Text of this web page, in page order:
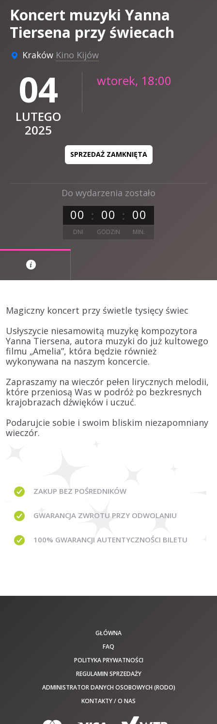
Do wydarzenia zostało
00 00 00
DNI GODZIN MIN.
Koncert muzyki Yanna
Tiersena przy świecach
Kraków Kino Kijów
04
LUTEGO
2025
wtorek, 18:00
SPRZEDAŻ ZAMKNIĘTA
Magiczny koncert przy świetle tysięcy świec
Usłyszycie niesamowitą muzykę kompozytora
Yanna Tiersena, autora muzyki do już kultowego
filmu „Amelia”, która będzie również
wykonywana na naszym koncercie.
Zapraszamy na wieczór pełen lirycznych melodii,
które przeniosą Was w podróż po bezkresnych
krajobrazach dźwięków i uczuć.
Podarujcie sobie i swoim bliskim niezapomniany
wieczór.
ZAKUP BEZ POŚREDNIKÓW
GWARANCJA ZWROTU PRZY ODWOLANIU
100% GWARANCJI AUTENTYCZNOŚCI BILETU
GŁÓWNA
FAQ
POLITYKA PRYWATNOŚCI
REGULAMIN SPRZEDAŻY
ADMINISTRATOR DANYCH OSOBOWYCH (RODO)
KONTAKTY / O NAS